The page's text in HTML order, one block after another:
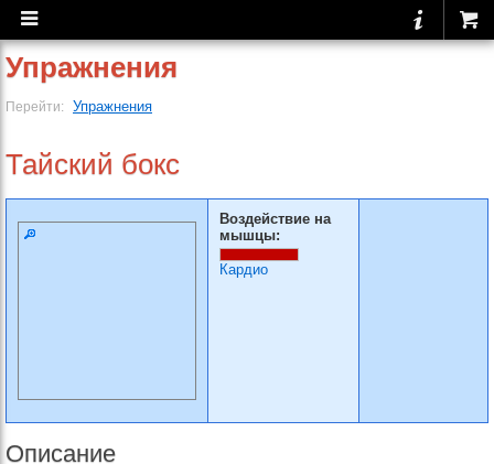
Упражнения
Перейти: Упражнения
Тайский бокс
Воздействие на
мышцы:
Кардио
Описание